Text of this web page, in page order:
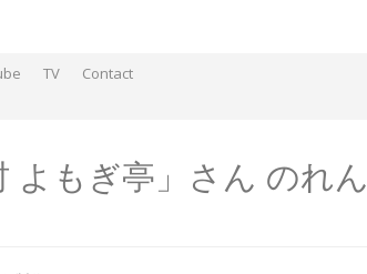
TV Contact
よもぎ亭」さん のれん